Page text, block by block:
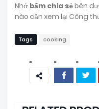
Nhớ bấm chia sẻbên
nào cần xem lại Công
Tags cooking